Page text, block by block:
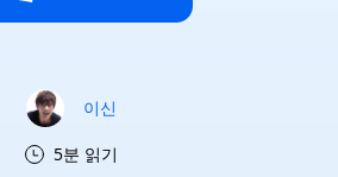
이신
5분 읽기